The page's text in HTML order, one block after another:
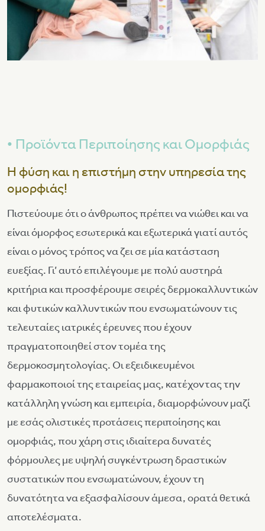
Προϊόντα Περιποίησης και Ομορφιάς
Η φύση και η επιστήμη στην υπηρεσία της
ομορφιάς!
Πιστεύουμε ότι ο άνθρωπος πρέπει να νιώθει και να
είναι όμορφος εσωτερικά και εξωτερικά γιατί αυτός
είναι ο μόνος τρόπος να ζει σε μία κατάσταση
ευεξίας. Γι’ αυτό επιλέγουμε με πολύ αυστηρά
κριτήρια και προσφέρουμε σειρές δερμοκαλλυντικών
και φυτικών καλλυντικών που ενσωματώνουν τις
τελευταίες ιατρικές έρευνες που έχουν
πραγματοποιηθεί στον τομέα της
δερμοκοσμητολογίας. Οι εξειδικευμένοι
φαρμακοποιοί της εταιρείας μας, κατέχοντας την
κατάλληλη γνώση και εμπειρία, διαμορφώνουν μαζί
με εσάς ολιστικές προτάσεις περιποίησης και
ομορφιάς, που χάρη στις ιδιαίτερα δυνατές
φόρμουλες με υψηλή συγκέντρωση δραστικών
συστατικών που ενσωματώνουν, έχουν τη
δυνατότητα να εξασφαλίσουν άμεσα, ορατά θετικά
αποτελέσματα.